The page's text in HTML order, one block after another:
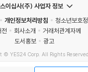
이십사(주) 사업자 정보
개인정보처리방침
청소년보호
회사소개
거래처관계자께
도서홍보
광고
© YES24 Corp. All Rights Reserved.